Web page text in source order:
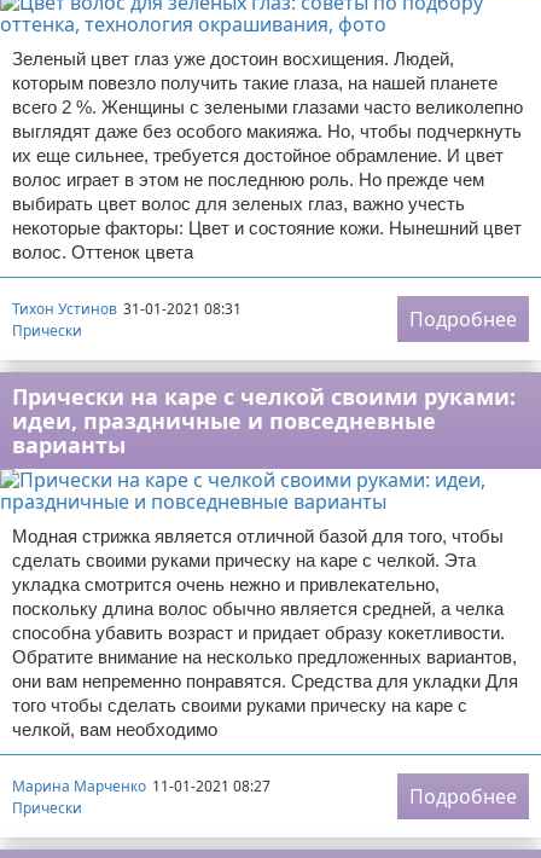
Зеленый цвет глаз уже достоин восхищения. Людей,
которым повезло получить такие глаза, на нашей планете
всего 2 %. Женщины с зелеными глазами часто великолепно
выглядят даже без особого макияжа. Но, чтобы подчеркнуть
их еще сильнее, требуется достойное обрамление. И цвет
волос играет в этом не последнюю роль. Но прежде чем
выбирать цвет волос для зеленых глаз, важно учесть
некоторые факторы: Цвет и состояние кожи. Нынешний цвет
волос. Оттенок цвета
Тихон Устинов 31-01-2021 08:31
Прически
Подробнее
Прически на каре с челкой своими руками:
идеи, праздничные и повседневные
варианты
Модная стрижка является отличной базой для того, чтобы
сделать своими руками прическу на каре с челкой. Эта
укладка смотрится очень нежно и привлекательно,
поскольку длина волос обычно является средней, а челка
способна убавить возраст и придает образу кокетливости.
Обратите внимание на несколько предложенных вариантов,
они вам непременно понравятся. Средства для укладки Для
того чтобы сделать своими руками прическу на каре с
челкой, вам необходимо
Марина Марченко 11-01-2021 08:27
Прически
Подробнее